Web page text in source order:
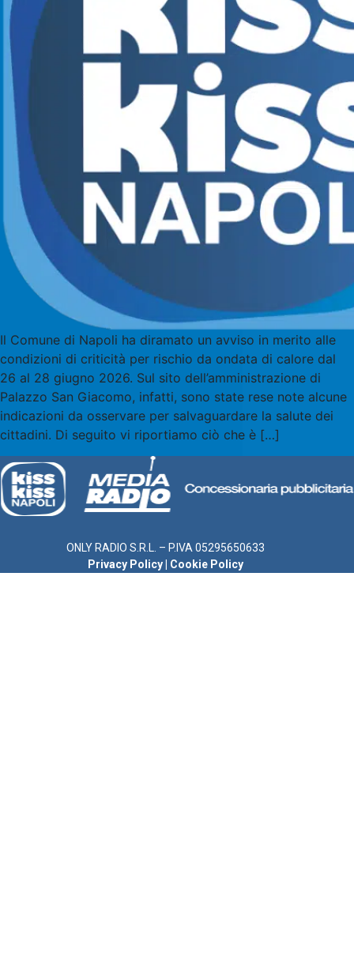
Il Comune di Napoli ha diramato un avviso in merito alle
condizioni di criticità per rischio da ondata di calore dal
26 al 28 giugno 2026. Sul sito dell’amministrazione di
Palazzo San Giacomo, infatti, sono state rese note alcune
indicazioni da osservare per salvaguardare la salute dei
cittadini. Di seguito vi riportiamo ciò che è […]
ONLY RADIO S.R.L. – P.IVA 05295650633
Privacy Policy
Cookie Policy